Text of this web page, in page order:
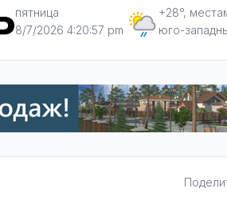
пятница
8/7/2026 4:20:58 pm
+28°,
юго-